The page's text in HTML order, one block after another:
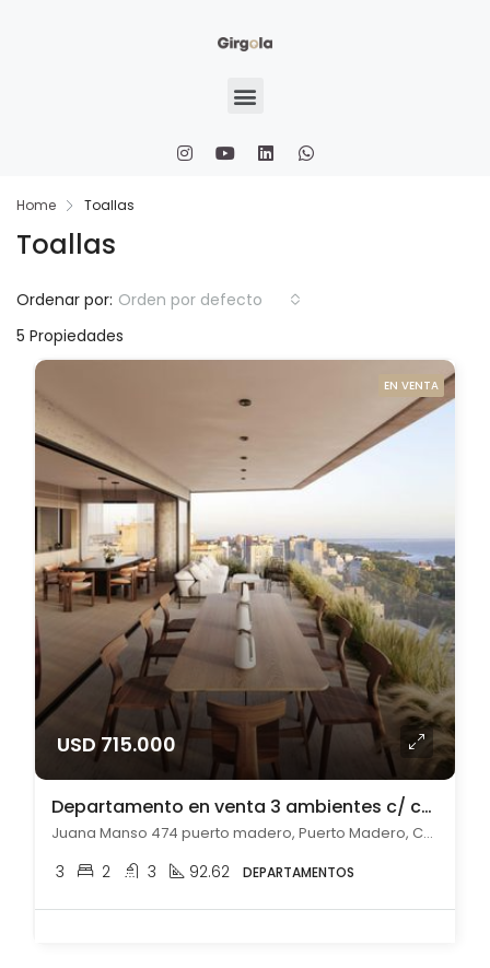
Home Toallas
Toallas
5 Propiedades
Ordenar por: Orden por defecto
EN VENTA
USD 715.000
Departamento en venta 3 ambientes c/ cochera en Puerto Madero
Juana Manso 474 puerto madero, Puerto Madero, Capital Federal
3 2 3 92.62 DEPARTAMENTOS